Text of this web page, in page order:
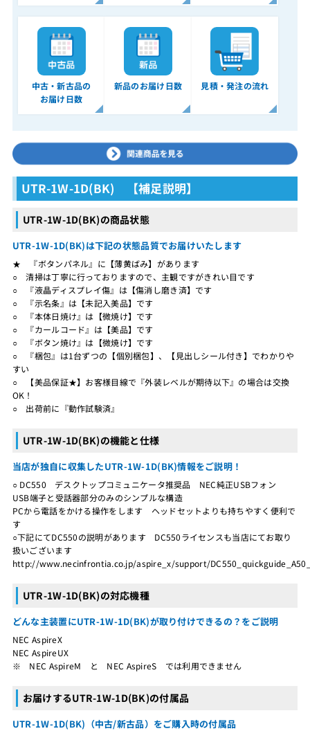
中古・新古品の
お届け日数
新品のお届け日数 見積・発注の流れ
UTR-1W-1D(BK) 【補足説明】
UTR-1W-1D(BK)の商品状態
UTR-1W-1D(BK)は下記の状態品質でお届けいたします
★ 『ボタンパネル』に【薄黄ばみ】があります
○ 清掃は丁寧に行っておりますので、主観ですがきれい目です
○ 『液晶ディスプレイ傷』は【傷消し磨き済】です
○ 『示名条』は【未記入美品】です
○ 『本体日焼け』は【微焼け】です
○ 『カールコード』は【美品】です
○ 『ボタン焼け』は【微焼け】です
○ 『梱包』は1台ずつの【個別梱包】、【見出しシール付き】でわかりや
すい
○ 【美品保証★】お客様目線で『外装レベルが期待以下』の場合は交換
OK！
○ 出荷前に『動作試験済』
UTR-1W-1D(BK)の機能と仕様
当店が独自に収集したUTR-1W-1D(BK)情報をご説明！
○ DC550 デスクトップコミュニケータ推奨品 NEC純正USBフォン
USB端子と受話器部分のみのシンプルな構造
PCから電話をかける操作をします ヘッドセットよりも持ちやすく便利で
す
○下記にてDC550の説明があります DC550ライセンスも当店にてお取り
扱いございます
http://www.necinfrontia.co.jp/aspire_x/support/
UTR-1W-1D(BK)の対応機種
どんな主装置にUTR-1W-1D(BK)が取り付けできるの？をご説明
NEC AspireX
NEC AspireUX
※ NEC AspireM と NEC AspireS では利用できません
お届けするUTR-1W-1D(BK)の付属品
UTR-1W-1D(BK)（中古/新古品）をご購入時の付属品